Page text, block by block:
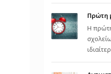
Πρώτη
Η